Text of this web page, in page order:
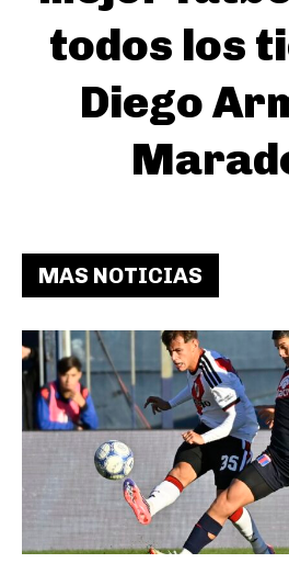
todos los
Diego
MAS NOTICIAS